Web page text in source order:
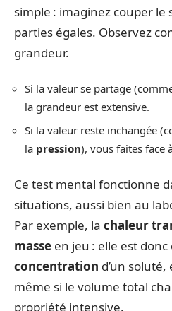
simple : imaginez couper le
parties égales. Observez
grandeur.
Si la valeur se partage
la grandeur est extensive.
Si la valeur reste inchangée
la pression), vous faites face
Ce test mental fonctionne
situations, aussi bien au
Par exemple, la chaleur
masse en jeu : elle est
concentration d’un
même si le volume total
propriété intensive.